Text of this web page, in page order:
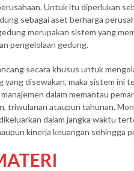
Untuk itu diperlukan
sebagai aset berharga
merupakan sistem yang
pengelolaan gedung.
secara khusus untuk
yang disewakan, maka sistem ini
dalam memantau
triwulanan ataupun tahunan.
dalam jangka waktu
kinerja keuangan sehingga